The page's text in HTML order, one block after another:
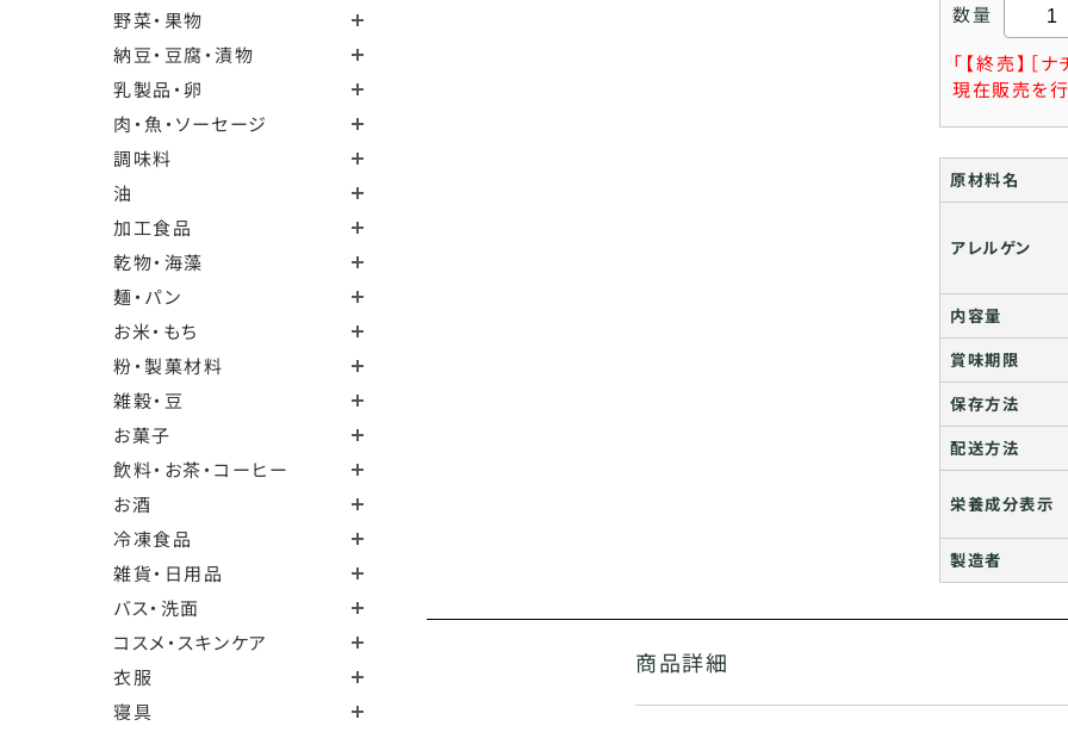
野菜・果物
納豆・豆腐・漬物
乳製品・卵
肉・魚・ソーセージ
調味料
油
加工食品
乾物・海藻
麺・パン
お米・もち
粉・製菓材料
雑穀・豆
お菓子
飲料・お茶・コーヒー
お酒
冷凍食品
雑貨・日用品
バス・洗面
コスメ・スキンケア
衣服
寝具
数量
「【終売】［
現在販売を行
原材料名
アレルゲン
内容量
賞味期限
保存方法
配送方法
栄養成分表示
製造者
商品詳細